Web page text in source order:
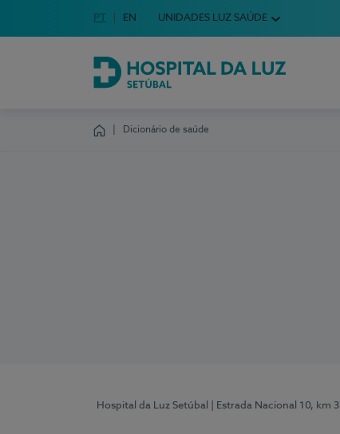
Escolha o seu idioma
Idioma em Português
PT English Language
EN UNIDADES LUZ SAÚDE
Hospital da Luz Setúbal
Dicionário de saúde
Hospital da Luz Setúbal | Estrada Nacional 10, km